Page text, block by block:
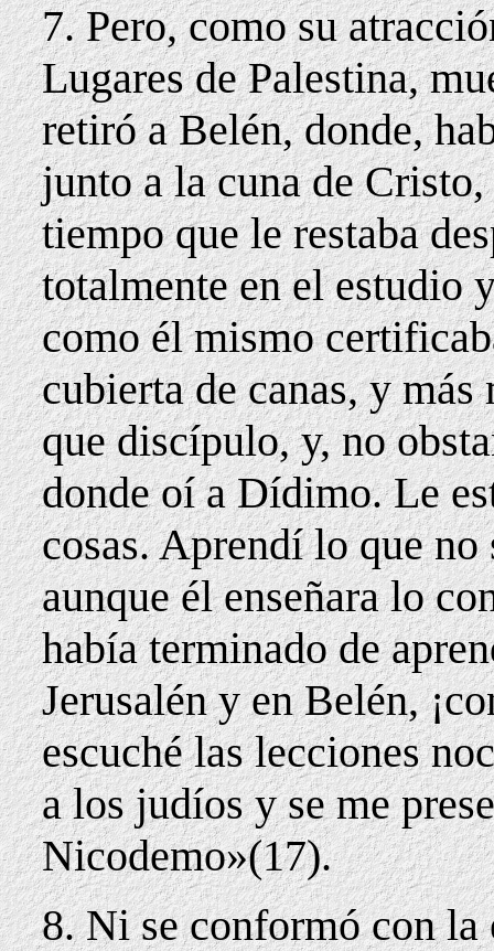
7. Pero, como su
Lugares de Palestina,
retiró a Belén, donde,
junto a la cuna de
tiempo que le restaba
totalmente en el estudio
como él mismo
cubierta de canas, y
que discípulo, y, no
donde oí a Dídimo. Le
cosas. Aprendí lo que
aunque él enseñara lo
había terminado de
Jerusalén y en Belén,
escuché las lecciones
a los judíos y se me
Nicodemo»(17).
8. Ni se conformó con la